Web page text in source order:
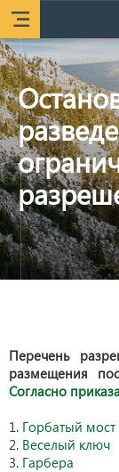
Перечень
размещения
Согласно
1. Горбатый мост
2. Веселый ключ
3. Гарбера